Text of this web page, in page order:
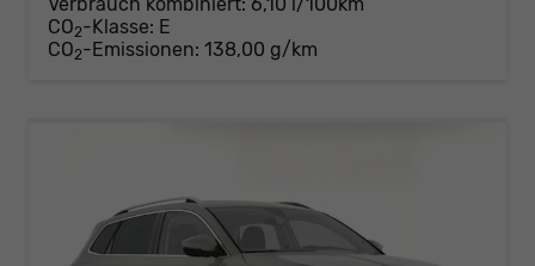
CO2-Klasse: E
CO2-Emissionen: 138,00 g/km